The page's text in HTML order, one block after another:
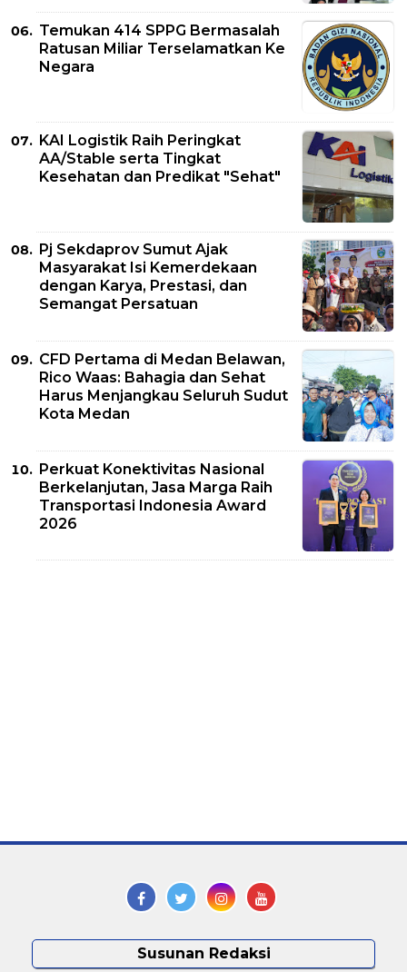
Temukan 414 SPPG Bermasalah
Ratusan Miliar Terselamatkan Ke
Negara
KAI Logistik Raih Peringkat
AA/Stable serta Tingkat
Kesehatan dan Predikat "Sehat"
Pj Sekdaprov Sumut Ajak
Masyarakat Isi Kemerdekaan
dengan Karya, Prestasi, dan
Semangat Persatuan
CFD Pertama di Medan Belawan,
Rico Waas: Bahagia dan Sehat
Harus Menjangkau Seluruh Sudut
Kota Medan
Perkuat Konektivitas Nasional
Berkelanjutan, Jasa Marga Raih
Transportasi Indonesia Award
2026
Susunan Redaksi